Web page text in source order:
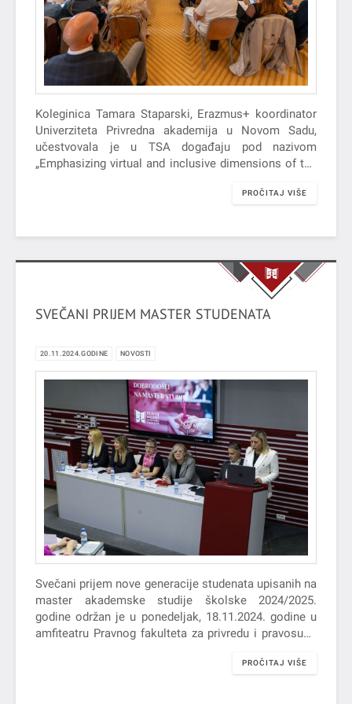
Koleginica Tamara Staparski, Erazmus+ koordinator
Univerziteta Privredna akademija u Novom Sadu,
učestvovala je u TSA događaju pod nazivom
„Emphasizing virtual and inclusive dimensions of the
Zagrebu u periodu 29.10.2024 - 30.10.2024. godine.
PROČITAJ VIŠE
SVEČANI PRIJEM MASTER STUDENATA
20.11.2024.GODINE NOVOSTI
Svečani prijem nove generacije studenata upisanih na
master akademske studije školske 2024/2025.
godine održan je u ponedeljak, 18.11.2024. godine u
amfiteatru Pravnog fakulteta za privredu i pravosuđe
PROČITAJ VIŠE